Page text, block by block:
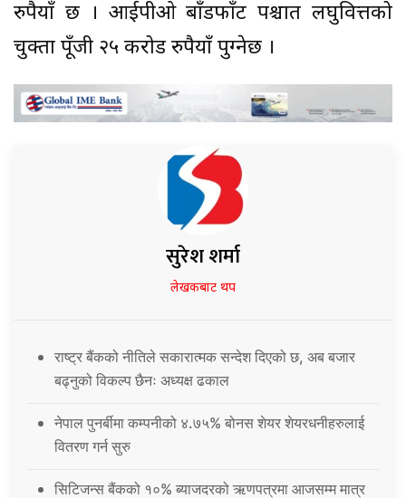
रुपैयाँ छ । आईपीओ बाँडफाँट पश्चात लघुवित्तको
चुक्ता पूँजी २५ करोड रुपैयाँ पुग्नेछ ।
सुरेश शर्मा
लेखकबाट थप
राष्ट्र बैंकको नीतिले सकारात्मक सन्देश दिएको छ, अब बजार
बढ्नुको विकल्प छैनः अध्यक्ष ढकाल
नेपाल पुनर्बीमा कम्पनीको ४.७५% बोनस शेयर शेयरधनीहरुलाई
वितरण गर्न सुरु
सिटिजन्स बैंकको १०% ब्याजदरको ऋणपत्रमा आजसम्म मात्र